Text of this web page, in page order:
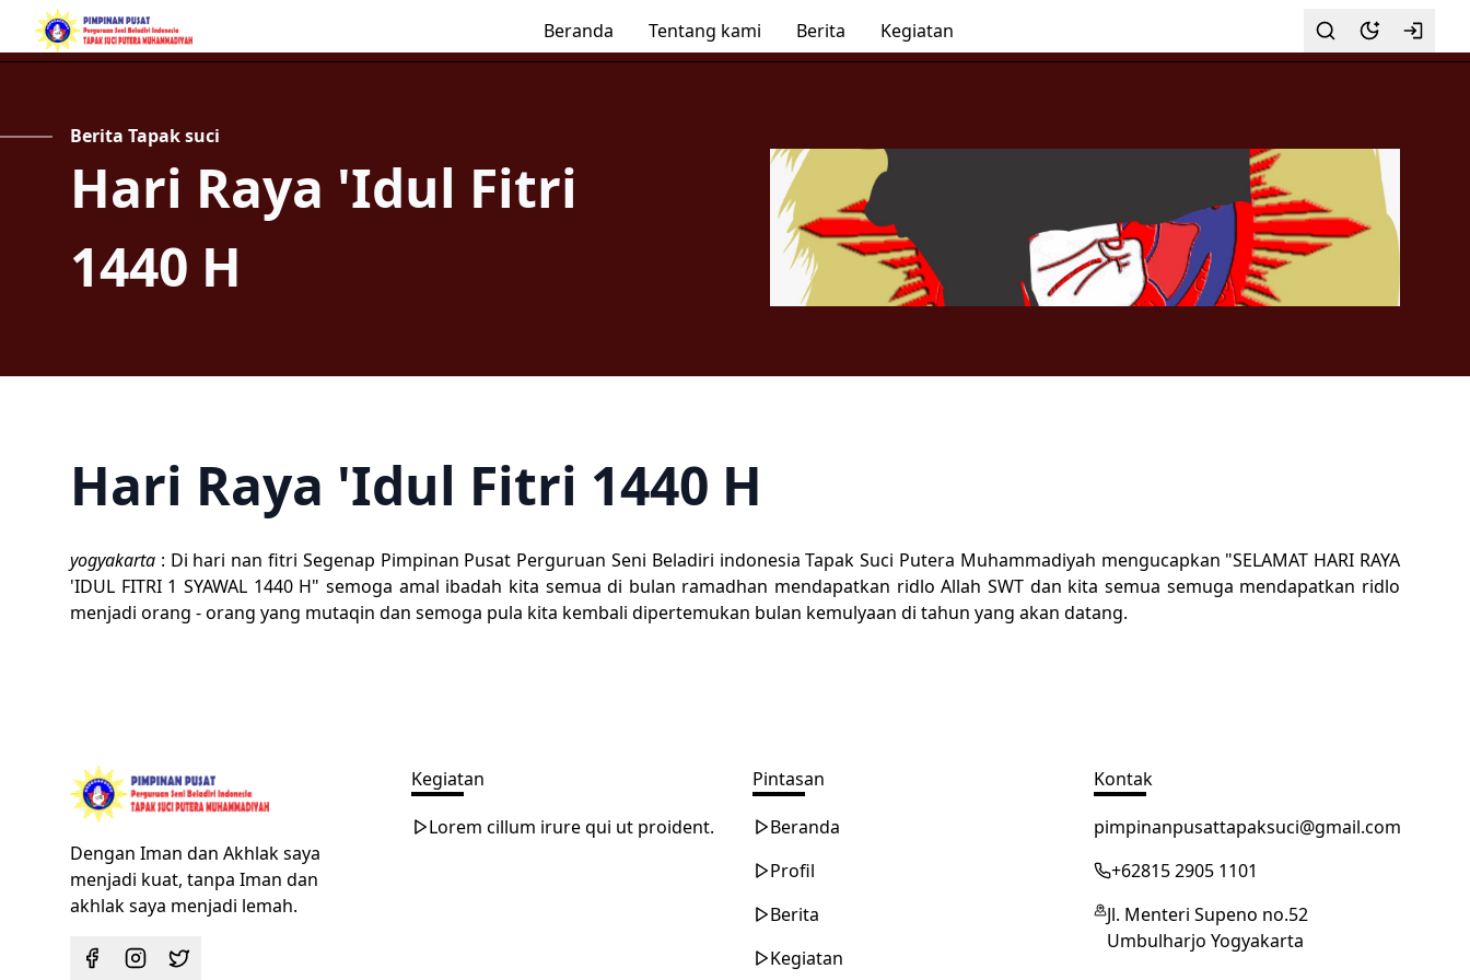
Beranda Tentang kami Berita Kegiatan
Berita Tapak suci
Hari Raya 'Idul Fitri
1440 H
Hari Raya 'Idul Fitri 1440 H
yogyakarta : Di hari nan fitri Segenap Pimpinan Pusat Perguruan Seni Beladiri indonesia Tapak Suci Putera Muhammadiyah mengucapkan "SELAMAT HARI RAYA
'IDUL FITRI 1 SYAWAL 1440 H" semoga amal ibadah kita semua di bulan ramadhan mendapatkan ridlo Allah SWT dan kita semua semuga mendapatkan ridlo
menjadi orang - orang yang mutaqin dan semoga pula kita kembali dipertemukan bulan kemulyaan di tahun yang akan datang.
Dengan Iman dan Akhlak saya
menjadi kuat, tanpa Iman dan
akhlak saya menjadi lemah.
Kegiatan
Lorem cillum irure qui ut proident.
Pintasan
Beranda
Profil
Berita
Kegiatan
Kontak
pimpinanpusattapaksuci@gmail.com
+62815 2905 1101
Jl. Menteri Supeno no.52
Umbulharjo Yogyakarta